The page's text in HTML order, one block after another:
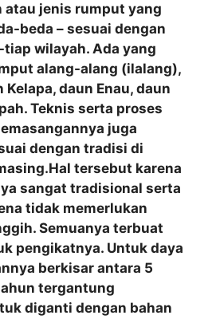
atau jenis rumput yang
beda – sesuai dengan
wilayah. Ada yang
alang-alang (ilalang),
daun Enau, daun
Teknis serta proses
juga
dengan tradisi di
tersebut karena
sangat tradisional serta
tidak memerlukan
Semuanya terbuat
pengikatnya. Untuk daya
berkisar antara 5
tergantung
diganti dengan bahan